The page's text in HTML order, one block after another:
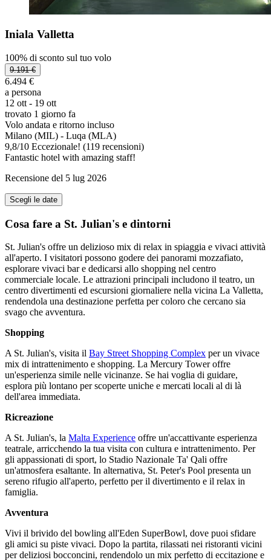
Iniala Valletta
100% di sconto sul tuo volo
9.191 €
6.494 €
a persona
12 ott - 19 ott
trovato 1 giorno fa
Volo andata e ritorno incluso
Milano (MIL) - Luqa (MLA)
9,8/10 Eccezionale! (119 recensioni)
Fantastic hotel with amazing staff!
Recensione del 5 lug 2026
Scegli le date
Cosa fare a St. Julian's e dintorni
St. Julian's offre un delizioso mix di relax in spiaggia e vivaci attività
all'aperto. I visitatori possono godere dei panorami mozzafiato,
esplorare vivaci bar e dedicarsi allo shopping nel centro
commerciale locale. Le attrazioni principali includono il teatro, un
centro divertimenti ed escursioni giornaliere nella vicina La Valletta,
rendendola una destinazione perfetta per coloro che cercano sia
svago che avventura.
Shopping
A St. Julian's, visita il Bay Street Shopping Complex per un vivace
mix di intrattenimento e shopping. La Mercury Tower offre
un'esperienza simile nelle vicinanze. Se hai voglia di guidare,
esplora più lontano per scoperte uniche e mercati locali al di là
dell'area immediata.
Ricreazione
A St. Julian's, la Malta Experience offre un'accattivante esperienza
teatrale, arricchendo la tua visita con cultura e intrattenimento. Per
gli appassionati di sport, lo Stadio Nazionale Ta' Qali offre
un'atmosfera esaltante. In alternativa, St. Peter's Pool presenta un
sereno rifugio all'aperto, perfetto per il divertimento e il relax in
famiglia.
Avventura
Vivi il brivido del bowling all'Eden SuperBowl, dove puoi sfidare
gli amici su piste vivaci. Dopo la partita, rilassati nei ristoranti vicini
per deliziosi bocconcini, rendendolo un mix perfetto di eccitazione e